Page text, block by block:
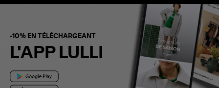
-10% EN TÉLÉCHARGEANT
L'APP LULLI